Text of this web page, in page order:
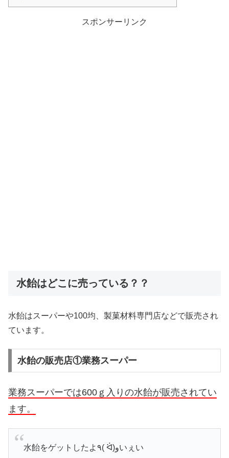
スポンサーリンク
水飴はどこに売っている？？
水飴はスーパーや100均、製菓材料専門店などで販売され
ています。
水飴の販売店①業務スーパー
業務スーパーでは600ｇ入りの水飴が販売されてい
ます。
水飴をゲットしたよ٩( ᐛ)وいぇい